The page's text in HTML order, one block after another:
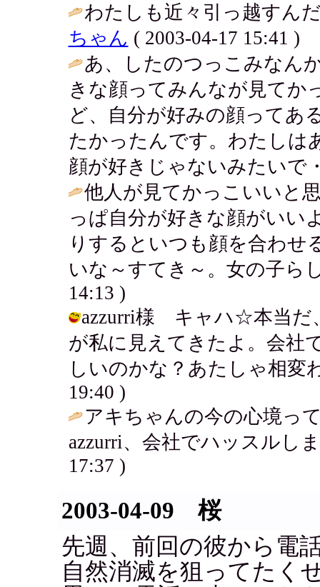
わたしも近々引っ越すん
ちゃん ( 2003-04-17 15:41 )
あ、したのつっこみなん
きな顔ってみんなが見てか
ど、自分が好みの顔ってあ
たかったんです。わたしは
顔が好きじゃないみたいで
他人が見てかっこいいと
っぱ自分が好きな顔がいい
りするといつも顔を合わせ
いな～すてき～。女の子ら
14:13 )
azzurri様 キャハ☆本当だ
が私に見えてきたよ。会社
しいのかな？あたしゃ相変
19:40 )
アキちゃんの今の心境っ
azzurri、会社でハッスルし
17:37 )
2003-04-09 桜
先週、前回の彼から電
自然消滅を狙ってたく